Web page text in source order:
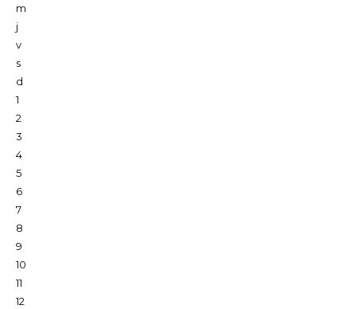
m
j
v
s
d
1
2
3
4
5
6
7
8
9
10
11
12